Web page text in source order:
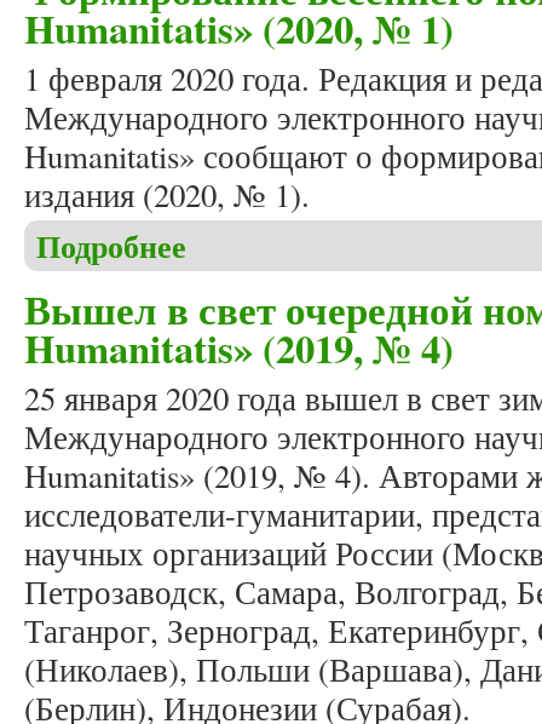
Humanitatis» (2020, № 1)
1 февраля 2020 года. Редакция и
Международного электронного
Humanitatis» сообщают о
издания (2020, № 1).
Подробнее
Вышел в свет очередной
Humanitatis» (2019, № 4)
25 января 2020 года вышел в свет
Международного электронного
Humanitatis» (2019, № 4). Авторами
исследователи-гуманитарии,
научных организаций России
Петрозаводск, Самара, Волгоград,
Таганрог, Зерноград,
(Николаев), Польши (Варшава),
(Берлин), Индонезии (Сурабая).